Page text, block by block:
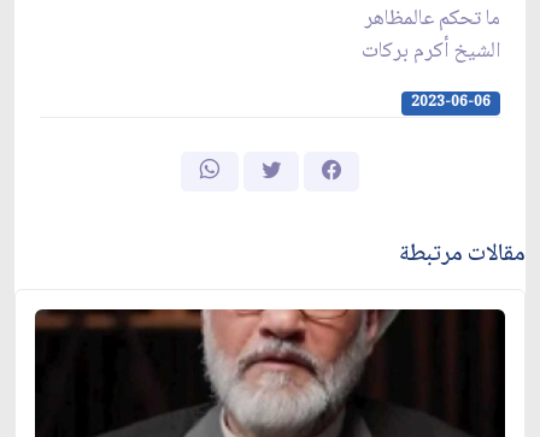
ما تحكم عالمظاهر
الشيخ أكرم بركات
2023-06-06
مقالات مرتبطة